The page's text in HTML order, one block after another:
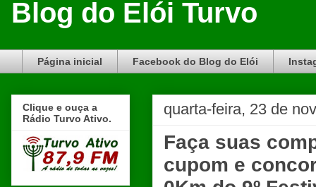
Blog do Elói Turvo
Página inicial Facebook do Blog do Elói
quarta-feira, 23 de
Faça suas
cupom e
Clique e ouça a
Rádio Turvo Ativo.